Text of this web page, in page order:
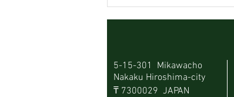
5-15-301 Mikawacho
Nakaku Hiroshima-city
​₸ 7300029 JAPAN